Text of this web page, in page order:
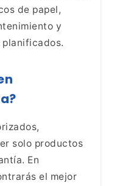
de papel,
y
planificados.
solo productos
En
el mejor